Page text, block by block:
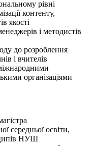
рівні
контенту,
якості
і методистів
до розроблення
і вчителів
організаціями
середньої освіти,
НУШ